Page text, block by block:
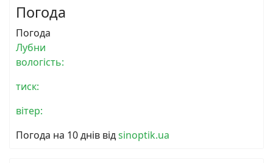
Погода
Погода
Лубни
вологість:
тиск:
вітер:
Погода на 10 днів відsinoptik.ua